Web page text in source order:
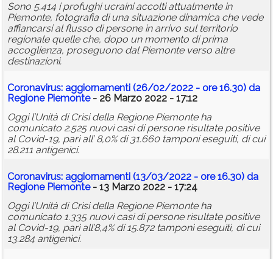
Sono 5.414 i profughi ucraini accolti attualmente in
Piemonte, fotografia di una situazione dinamica che vede
affiancarsi al flusso di persone in arrivo sul territorio
regionale quelle che, dopo un momento di prima
accoglienza, proseguono dal Piemonte verso altre
destinazioni.
Coronavirus: aggiornamenti (26/02/2022 - ore 16.30) da
Regione Piemonte- 26 Marzo 2022 - 17:12
Oggi l’Unità di Crisi della Regione Piemonte ha
comunicato 2.525 nuovi casi di persone risultate positive
al Covid-19, pari all’ 8,0% di 31.660 tamponi eseguiti, di cui
28.211 antigenici.
Coronavirus: aggiornamenti (13/03/2022 - ore 16.30) da
Regione Piemonte- 13 Marzo 2022 - 17:24
Oggi l’Unità di Crisi della Regione Piemonte ha
comunicato 1.335 nuovi casi di persone risultate positive
al Covid-19, pari all’8,4% di 15.872 tamponi eseguiti, di cui
13.284 antigenici.